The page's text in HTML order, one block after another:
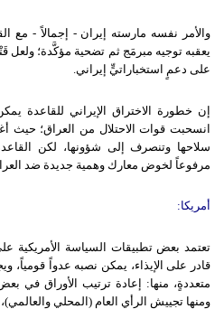
والأمر نفسه مارسته إيران - إجمالاً - مع
يعقبه توجيه مبرمَج ثم تضحية مؤكَّدة؛ ولعل
على دعمٍ استخباراتيٍّ إيراني.
إن خطورة الاختراق الإيراني للقاعدة
انسحبت قوات الاحتلال من العراق؛
سلاحها وتنصرف إلى شؤونها، لكن
مرفوعاً لخوض معارك وهمية جديدة ضد
أمريكا:
تعتمد بعض تطبيقات السياسة
قادر على الإيذاء، يمكن نصبه عدواً
متعددةٍ، منها: إعادة ترتيب الأوراق في
ومنها تجييش الرأي العام (المحلي